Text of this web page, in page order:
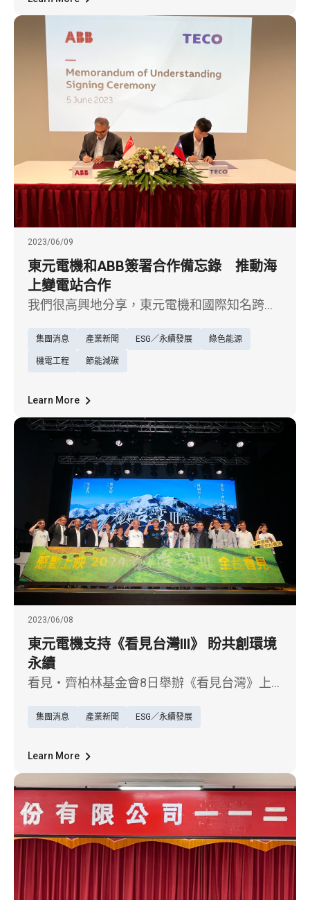
去13年以來同期間營收新高。除「智慧生活事
業群」微幅衰退外，「機電系統暨自動化事業
群」及「智慧能源事業群」皆為成長，其中以
高壓馬達出貨成長和工程營收成長，為
2023/06/09
東元電機和ABB簽署合作備忘錄 推動海
上變電站合作
我們很高興地分享，東元電機和國際知名跨國
（MoU），將進行台灣離岸風電海上變電站的
合作。
集團消息 產業新聞 ESG／永續發展 綠色能源
機電工程 節能減碳
Learn More
2023/06/08
東元電機支持《看見台灣III》 盼共創環境
永續
看見・齊柏林基金會8日舉辦《看見台灣》上
電機ESG推動辦公室林弘祥執行長到場共同參
台灣III》的電影拍攝，期盼以企業之力拋磚引
玉，推廣環保意識及復育行動，呼籲大眾為修
復地球生態貢獻心力，共創環境永續的未來。
集團消息 產業新聞 ESG／永續發展
Learn More